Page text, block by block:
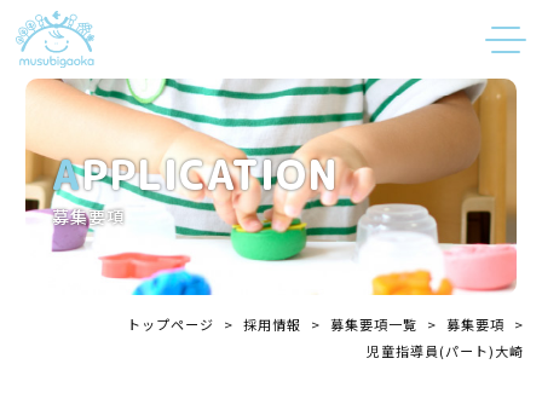
APPLICATION
募集要項
トップページ > 採用情報 > 募集要項一覧 > 募集要項
>
児童指導員(パート)大崎